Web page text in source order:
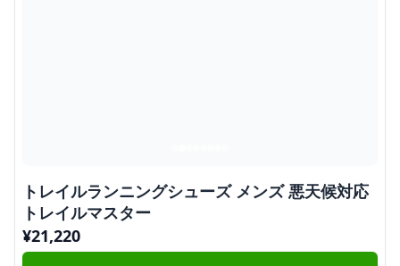
トレイルランニングシューズ メンズ 悪天候対応
トレイルマスター
¥21,220